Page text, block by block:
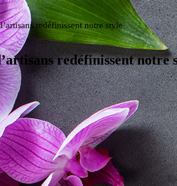
redéfinissent notre style
redéfinissent notre